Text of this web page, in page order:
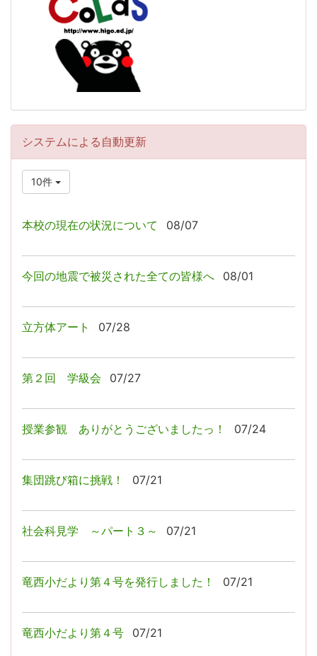
システムによる自動更新
10件
本校の現在の状況について 08/07
今回の地震で被災された全ての皆様へ 08/01
立方体アート 07/28
第２回 学級会 07/27
授業参観 ありがとうございましたっ！ 07/24
集団跳び箱に挑戦！ 07/21
社会科見学 ～パート３～ 07/21
竜西小だより第４号を発行しました！ 07/21
竜西小だより第４号 07/21